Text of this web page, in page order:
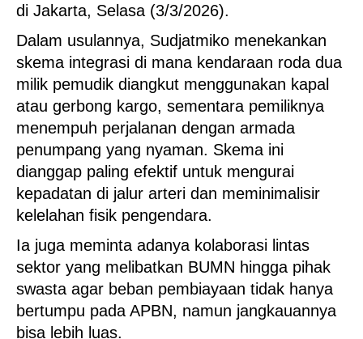
di Jakarta, Selasa (3/3/2026).
Dalam usulannya, Sudjatmiko menekankan
skema integrasi di mana kendaraan roda dua
milik pemudik diangkut menggunakan kapal
atau gerbong kargo, sementara pemiliknya
menempuh perjalanan dengan armada
penumpang yang nyaman. Skema ini
dianggap paling efektif untuk mengurai
kepadatan di jalur arteri dan meminimalisir
kelelahan fisik pengendara.
Ia juga meminta adanya kolaborasi lintas
sektor yang melibatkan BUMN hingga pihak
swasta agar beban pembiayaan tidak hanya
bertumpu pada APBN, namun jangkauannya
bisa lebih luas.